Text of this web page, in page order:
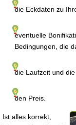
die Eckdaten zu
eventuelle
Bedingungen, die
die Laufzeit und
den Preis.
Ist alles korrekt,